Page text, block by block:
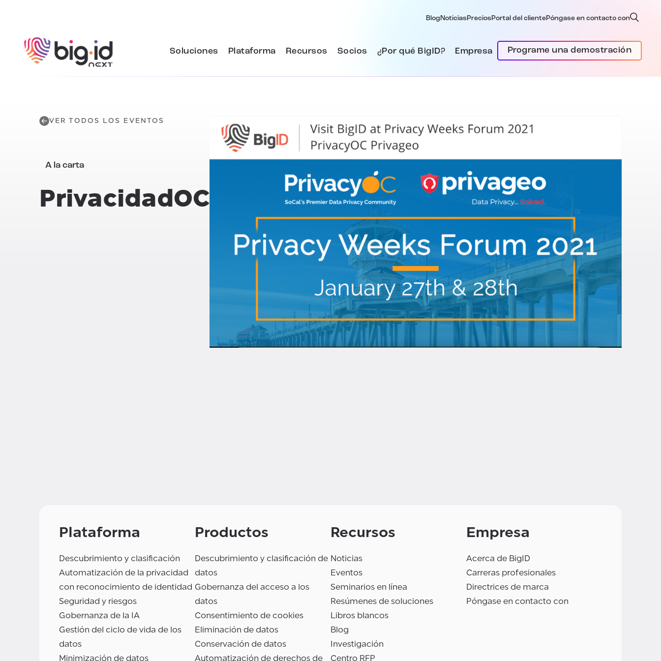
Blog Noticias Precios Portal del clientePóngase en contacto con
Soluciones Plataforma Recursos Socios ¿Por qué BigID? Empresa Programe una demostración
VER TODOS LOS EVENTOS
A la carta
PrivacidadOC
Plataforma
Descubrimiento y clasificación
Automatización de la privacidad
con reconocimiento de identidad
Seguridad y riesgos
Gobernanza de la IA
Gestión del ciclo de vida de los
datos
Minimización de datos
Productos
Descubrimiento y clasificación de
datos
Gobernanza del acceso a los
datos
Consentimiento de cookies
Eliminación de datos
Conservación de datos
Automatización de derechos de
Recursos
Noticias
Eventos
Seminarios en línea
Resúmenes de soluciones
Libros blancos
Blog
Investigación
Centro RFP
Empresa
Acerca de BigID
Carreras profesionales
Directrices de marca
Póngase en contacto con